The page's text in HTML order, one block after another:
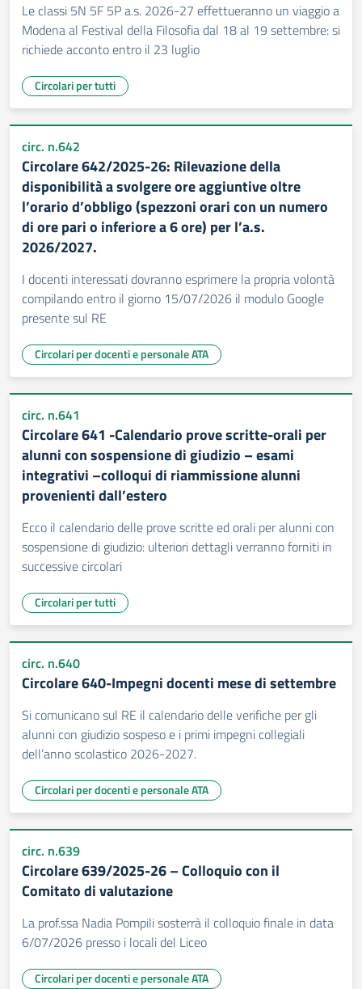
Le classi 5N 5F 5P a.s. 2026-27 effettueranno un viaggio a
Modena al Festival della Filosofia dal 18 al 19 settembre: si
richiede acconto entro il 23 luglio
Circolari per tutti
circ. n.642
Circolare 642/2025-26: Rilevazione della
disponibilità a svolgere ore aggiuntive oltre
l’orario d’obbligo (spezzoni orari con un numero
di ore pari o inferiore a 6 ore) per l’a.s.
2026/2027.
I docenti interessati dovranno esprimere la propria volontà
compilando entro il giorno 15/07/2026 il modulo Google
presente sul RE
Circolari per docenti e personale ATA
circ. n.641
Circolare 641 -Calendario prove scritte-orali per
alunni con sospensione di giudizio – esami
integrativi –colloqui di riammissione alunni
provenienti dall’estero
Ecco il calendario delle prove scritte ed orali per alunni con
sospensione di giudizio: ulteriori dettagli verranno forniti in
successive circolari
Circolari per tutti
circ. n.640
Circolare 640-Impegni docenti mese di settembre
Si comunicano sul RE il calendario delle verifiche per gli
alunni con giudizio sospeso e i primi impegni collegiali
dell’anno scolastico 2026-2027.
Circolari per docenti e personale ATA
circ. n.639
Circolare 639/2025-26 – Colloquio con il
Comitato di valutazione
La prof.ssa Nadia Pompili sosterrà il colloquio finale in data
6/07/2026 presso i locali del Liceo
Circolari per docenti e personale ATA